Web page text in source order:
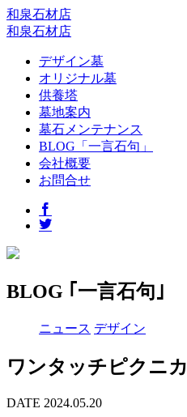
和泉石材店
和泉石材店
デザイン墓
オリジナル墓
供養塔
墓地案内
墓石メンテナンス
BLOG「一言石句」
会社概要
お問合せ
BLOG ｢一言石句｣
ニュース デザイン
ワンタッチピクニカ
DATE 2024.05.20